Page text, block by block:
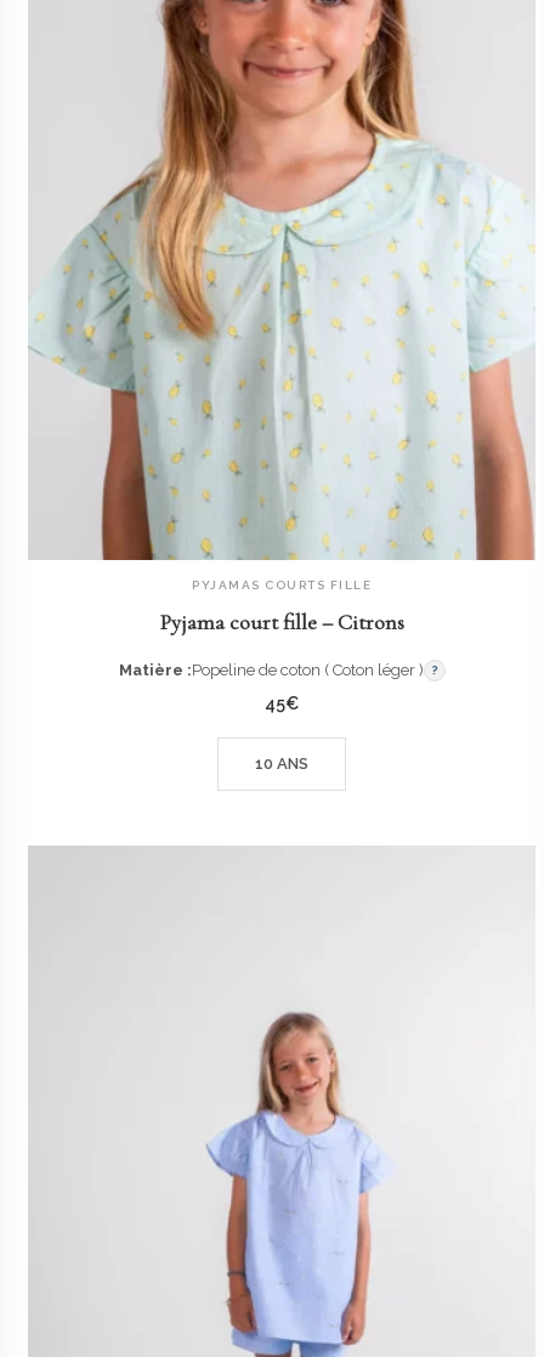
AJOUTER AU PANIER
PYJAMAS COURTS FILLE
Pyjama court fille – Citrons
Matière :Popeline de coton ( Coton léger ) ?
45€
10 ANS